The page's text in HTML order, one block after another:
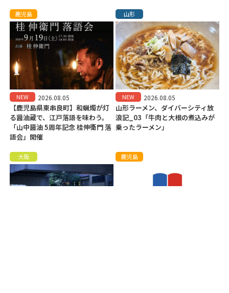
鹿児島
NEW 2026.08.05
【鹿児島県東串良町】和蝋燭が灯
る醤油蔵で、江戸落語を味わう。
「山中醤油 5周年記念 桂伸衛門 落
語会」開催
山形
NEW 2026.08.05
山形ラーメン、ダイバーシティ放
浪記_03「牛肉と大根の煮込みが
乗ったラーメン」
大阪 鹿児島